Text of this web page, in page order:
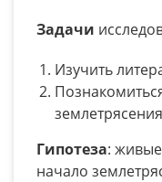
Задачи
Изучить
Гипотеза:
начало